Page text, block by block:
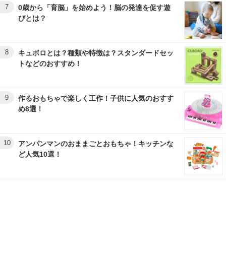
7
0歳から「育脳」を始めよう！脳の発達を促す遊
びとは？
8
キュボロとは？種類や特徴は？スタンダードセッ
トなどのおすすめ！
9
作るおもちゃで楽しく工作！子供に人気のおすす
め8選！
10
アンパンマンのおままごとおもちゃ！キッチンな
ど人気10選！